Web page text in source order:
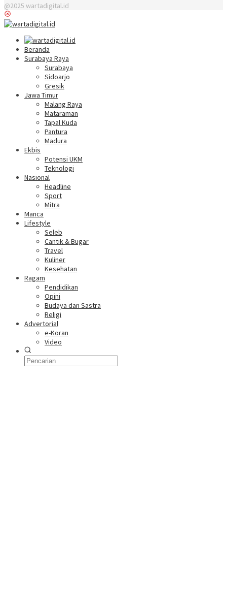
@2025 wartadigital.id
Beranda
Surabaya Raya
Surabaya
Sidoarjo
Gresik
Jawa Timur
Malang Raya
Mataraman
Tapal Kuda
Pantura
Madura
Ekbis
Potensi UKM
Teknologi
Nasional
Headline
Sport
Mitra
Manca
Lifestyle
Seleb
Cantik & Bugar
Travel
Kuliner
Kesehatan
Ragam
Pendidikan
Opini
Budaya dan Sastra
Religi
Advertorial
e-Koran
Video